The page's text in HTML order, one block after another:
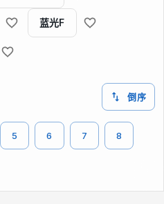
蓝光F
倒序
5 6 7 8